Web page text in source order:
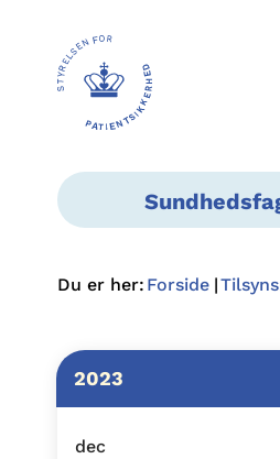
Du er her: Forside
2023
dec